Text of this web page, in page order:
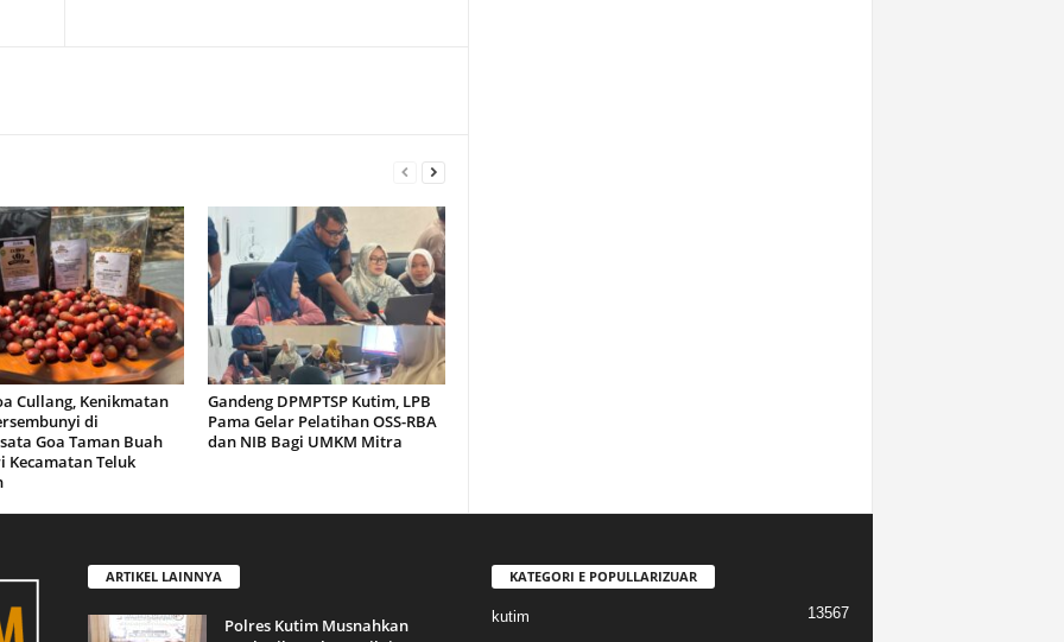
Cullang, Kenikmatan
di
Goa Taman Buah
Kecamatan Teluk
Gandeng DPMPTSP Kutim, LPB
Pama Gelar Pelatihan OSS-RBA
dan NIB Bagi UMKM Mitra
ARTIKEL LAINNYA
Polres Kutim Musnahkan
KATEGORI E POPULLARIZUAR
kutim
13567